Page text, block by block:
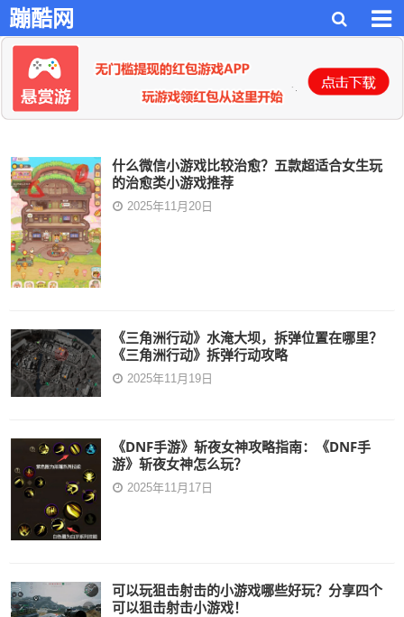
蹦酷网
什么微信小游戏比较治愈？五款超适合女生玩
的治愈类小游戏推荐
2025年11月20日
《三角洲行动》水淹大坝，拆弹位置在哪里？
《三角洲行动》拆弹行动攻略
2025年11月19日
《DNF手游》斩夜女神攻略指南：《DNF手
游》斩夜女神怎么玩？
2025年11月17日
可以玩狙击射击的小游戏哪些好玩？分享四个
可以狙击射击小游戏！